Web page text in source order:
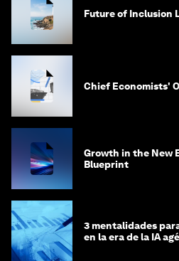
Future of Inclusion
Chief Economists'
Growth in the New
Blueprint
3 mentalidades
en la era de la IA